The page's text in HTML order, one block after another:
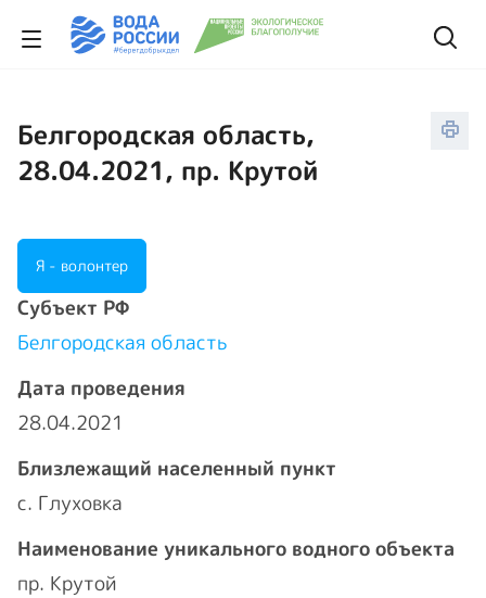
Белгородская область,
28.04.2021, пр. Крутой
Я - волонтер
Cубъект РФ
Белгородская область
Дата проведения
28.04.2021
Близлежащий населенный пункт
с. Глуховка
Наименование уникального водного объекта
пр. Крутой